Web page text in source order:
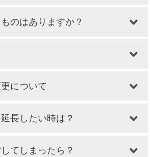
のはありますか？
について
長したい時は？
てしまったら？